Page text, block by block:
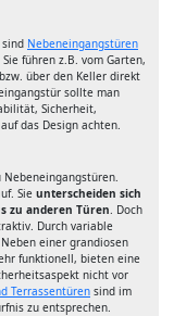
sind Nebeneingangstüren
führen z.B. vom Garten,
über den Keller direkt
sollte man
Sicherheit,
das Design achten.
Sie unterscheiden sich
zu anderen Türen. Doch
Durch variable
einer grandiosen
funktionell, bieten eine
nicht vor
Terrassentüren sind im
zu entsprechen.